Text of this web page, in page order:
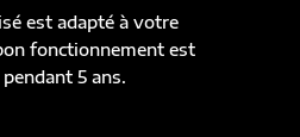
est adapté à votre
fonctionnement est
5 ans.